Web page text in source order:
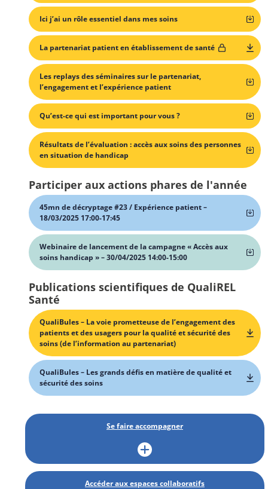
Ici j’ai un rôle essentiel dans mes soins
La partenariat patient en établissement de santé
Les replays des séminaires sur le partenariat,
l’engagement et l’expérience patient
Qu’est-ce qui est important pour vous ?
Résultats de l’évaluation : accès aux soins des personnes
en situation de handicap
Participer aux actions phares de l'année
45mn de décryptage #23 / Expérience patient –
18/03/2025 17:00-17:45
Webinaire de lancement de la campagne « Accès aux
soins handicap » – 30/04/2025 14:00-15:00
Publications scientifiques de QualiREL
Santé
QualiBules – La voie prometteuse de l’engagement des
patients et des usagers pour la qualité et sécurité des
soins (de l’information au partenariat)
QualiBules – Les grands défis en matière de qualité et
sécurité des soins
Se faire accompagner
Accéder aux espaces collaboratifs